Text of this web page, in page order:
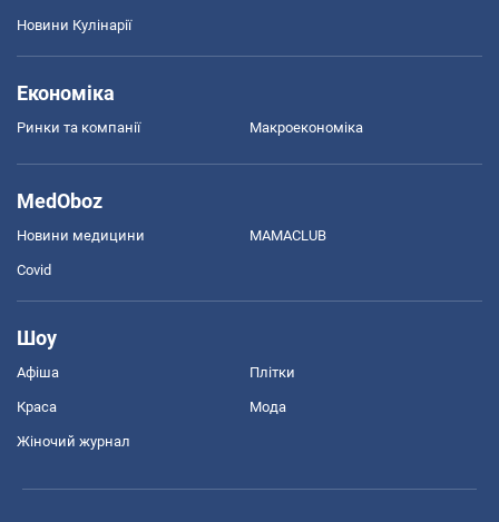
Новини Кулінарії
Економіка
Ринки та компанії Макроекономіка
MedOboz
Новини медицини MAMACLUB
Covid
Шоу
Афіша Плітки
Краса Мода
Жіночий журнал